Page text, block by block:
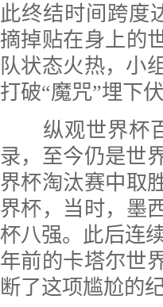
此终结时间跨度
摘掉贴在身上的
队状态火热，小
打破“魔咒”埋下伏
纵观世界杯百
录，至今仍是世
界杯淘汰赛中取
界杯，当时，墨
杯八强。此后连
年前的卡塔尔世
断了这项尴尬的纪